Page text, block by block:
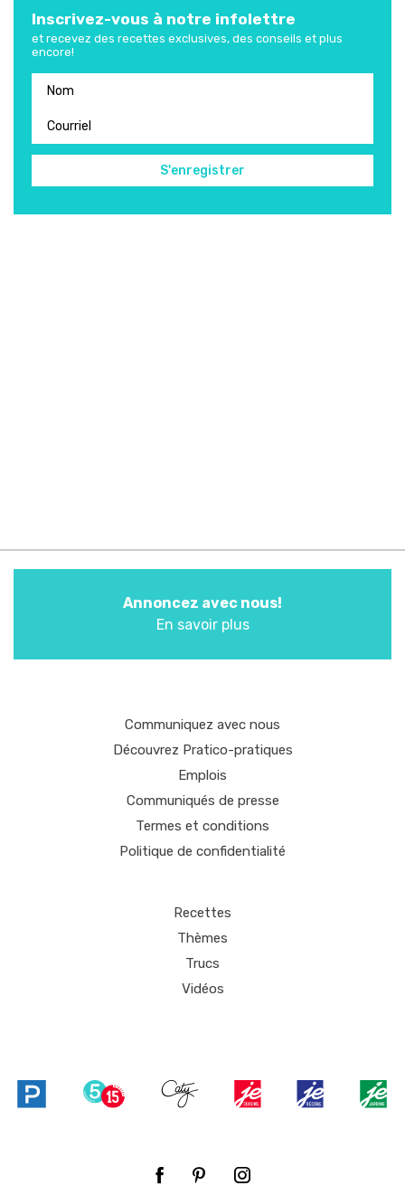
Inscrivez-vous à notre infolettre
et recevez des recettes exclusives, des conseils et plus
encore!
Annoncez avec nous!
En savoir plus
Communiquez avec nous
Découvrez Pratico-pratiques
Emplois
Communiqués de presse
Termes et conditions
Politique de confidentialité
Recettes
Thèmes
Trucs
Vidéos